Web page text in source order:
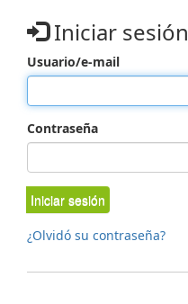
Iniciar sesión
Usuario/e-mail
Contraseña
Iniciar sesión
¿Olvidó su contraseña?